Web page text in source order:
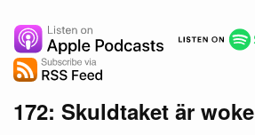
172: Skuldtaket är woke